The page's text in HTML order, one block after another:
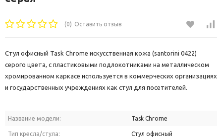
(0) Оставить отзыв
Стул офисный Task Chrome искусственная кожа (santorini 0422)
серого цвета, с пластиковыми подлокотниками на металлическом
хромированном каркасе используется в коммерческих организациях
и государственных учреждениях как стул для посетителей.
Название модели: Task Chrome
Тип кресла/стула: Стул офисный